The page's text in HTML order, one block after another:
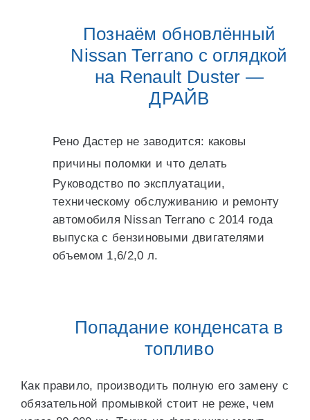
Познаём обновлённый
Nissan Terrano с оглядкой
на Renault Duster —
ДРАЙВ
Рено Дастер не заводится: каковы
причины поломки и что делать
Руководство по эксплуатации,
техническому обслуживанию и ремонту
автомобиля Nissan Terrano с 2014 года
выпуска с бензиновыми двигателями
объемом 1,6/2,0 л.
Попадание конденсата в
топливо
Как правило, производить полную его замену с
обязательной промывкой стоит не реже, чем